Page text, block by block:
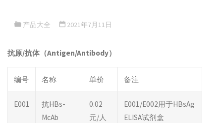
产品大全 2021年7月11日
抗原/抗体（Antigen/Antibody）
编号 名称 单价 备注
E001
抗HBs-
McAb
0.02
元/人
E001/E002用于HBsAg
ELISA试剂盒